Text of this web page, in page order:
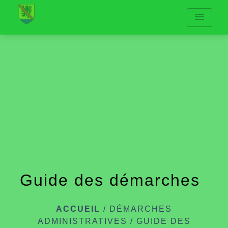
menu
Guide des démarches
ACCUEIL / DÉMARCHES
ADMINISTRATIVES / GUIDE DES